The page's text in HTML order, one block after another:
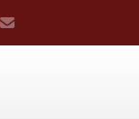
38, Genève
+41 22 310 38 75